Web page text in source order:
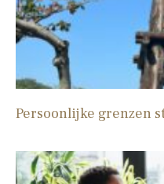
Persoonlijke grenzen